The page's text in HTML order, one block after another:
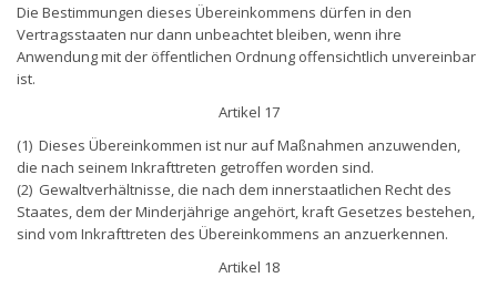
Die Bestimmungen dieses Übereinkommens dürfen in den
Vertragsstaaten nur dann unbeachtet bleiben, wenn ihre
Anwendung mit der öffentlichen Ordnung offensichtlich unvereinbar
ist.
Artikel 17
(1) Dieses Übereinkommen ist nur auf Maßnahmen anzuwenden,
die nach seinem Inkrafttreten getroffen worden sind.
(2) Gewaltverhältnisse, die nach dem innerstaatlichen Recht des
Staates, dem der Minderjährige angehört, kraft Gesetzes bestehen,
sind vom Inkrafttreten des Übereinkommens an anzuerkennen.
Artikel 18